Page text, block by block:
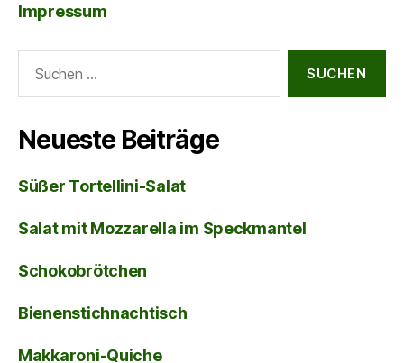
Impressum
nach:
Neueste Beiträge
Süßer Tortellini-Salat
Salat mit Mozzarella im Speckmantel
Schokobrötchen
Bienenstichnachtisch
Makkaroni-Quiche